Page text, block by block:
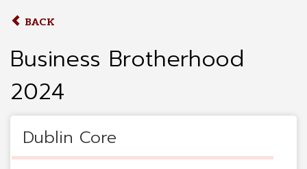
BACK
Business Brotherhood
2024
Dublin Core